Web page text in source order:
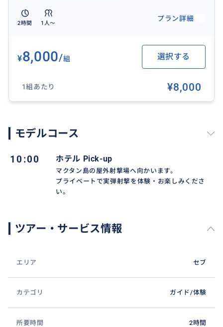
2時間 1人〜
プラン詳細
¥8,000/組 選択する
1組あたり ¥8,000
モデルコース
10:00 ホテル Pick-up
マクタン島の屋外射撃場へ向かいます。
プライベートで実弾射撃を体験・お楽しみくださ
い。
ツアー・サービス情報
エリア セブ
カテゴリ ガイド/体験
所要時間 2時間